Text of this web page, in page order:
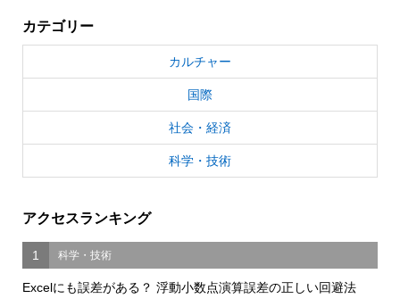
カテゴリー
カルチャー
国際
社会・経済
科学・技術
アクセスランキング
1 科学・技術
Excelにも誤差がある？ 浮動小数点演算誤差の正しい回避法